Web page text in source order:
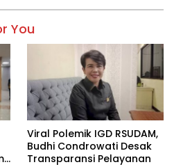
You
Viral Polemik IGD RSUDAM,
Budhi Condrowati Desak
Transparansi Pelayanan